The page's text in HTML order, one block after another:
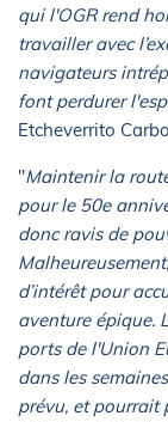
qui l'OGR rend
travailler avec
navigateurs
font perdurer
Etcheverrito
"Maintenir la
pour le 50e
donc ravis de
d’intérêt pour
aventure épique.
ports de l'Union
dans les
prévu, et pourrait